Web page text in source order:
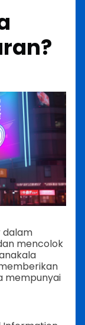
dalam
mencolok
mempunyai